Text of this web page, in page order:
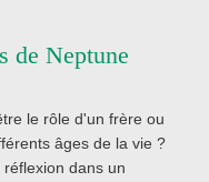
de Neptune
le rôle d'un frère ou
âges de la vie ?
dans un